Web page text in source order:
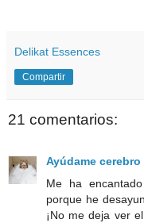
Delikat Essences
Compartir
21 comentarios:
Ayúdame cerebro
Me ha
porque he
¡No me deja ver